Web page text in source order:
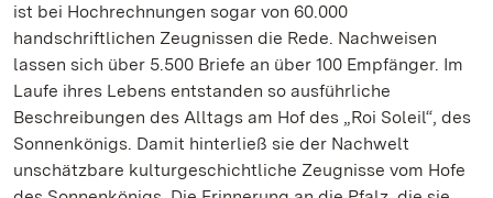
ist bei Hochrechnungen sogar von 60.000
handschriftlichen Zeugnissen die Rede. Nachweisen
lassen sich über 5.500 Briefe an über 100 Empfänger. Im
Laufe ihres Lebens entstanden so ausführliche
Beschreibungen des Alltags am Hof des „Roi Soleil“, des
Sonnenkönigs. Damit hinterließ sie der Nachwelt
unschätzbare kulturgeschichtliche Zeugnisse vom Hofe